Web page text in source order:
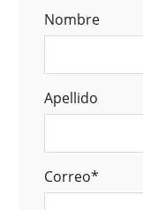
Nombre
Apellido
Correo*